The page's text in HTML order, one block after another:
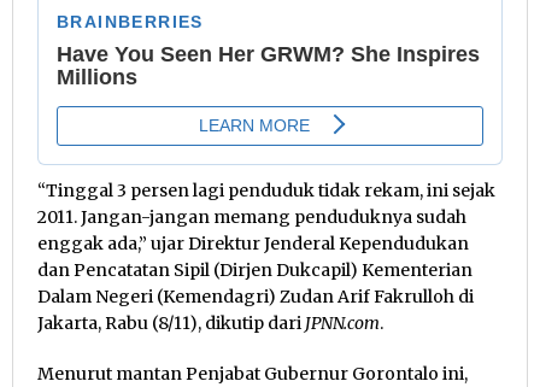
“Tinggal 3 persen lagi penduduk tidak rekam, ini sejak
2011. Jangan-jangan memang penduduknya sudah
enggak ada,” ujar Direktur Jenderal Kependudukan
dan Pencatatan Sipil (Dirjen Dukcapil) Kementerian
Dalam Negeri (Kemendagri) Zudan Arif Fakrulloh di
Jakarta, Rabu (8/11), dikutip dari JPNN.com.
Menurut mantan Penjabat Gubernur Gorontalo ini,